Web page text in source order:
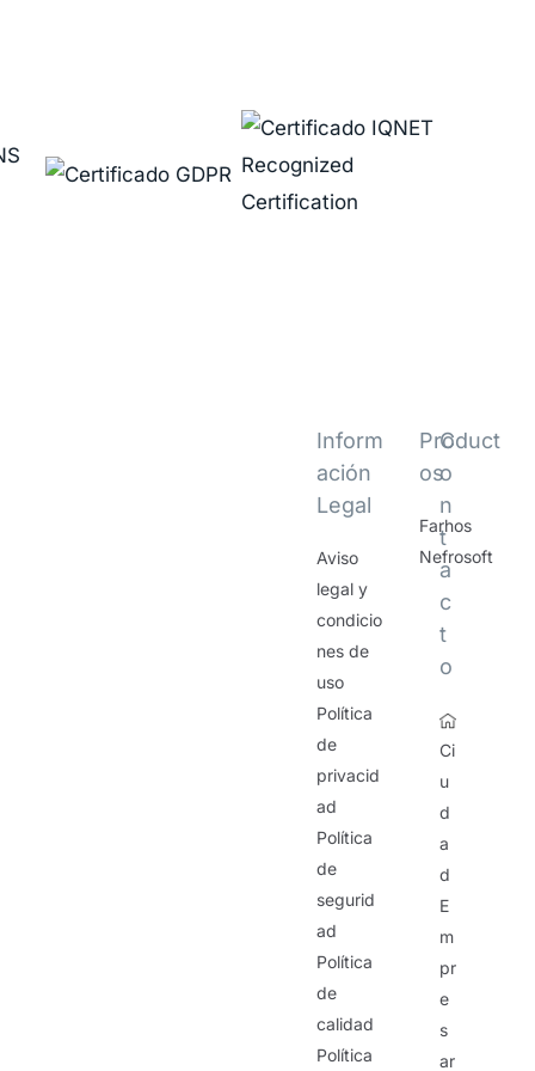
Inform
ación
Legal
Aviso
legal y
condicio
nes de
uso
Política
de
privacid
ad
Política
de
segurid
ad
Política
de
calidad
Política
Product
os
Farhos
Nefrosoft
C
o
n
t
a
c
t
o
Ci
u
d
a
d
E
m
pr
e
s
ar